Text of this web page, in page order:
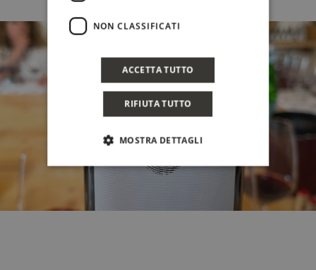
NON CLASSIFICATI
ACCETTA TUTTO
RIFIUTA TUTTO
MOSTRA DETTAGLI